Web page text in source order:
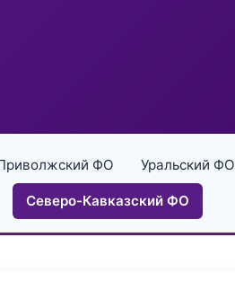
ФО Уральский ФО
Северо-Кавказский ФО